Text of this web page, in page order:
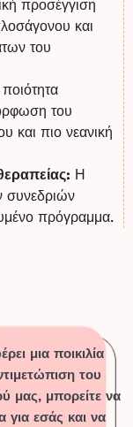
προσέγγιση
και
του
του
και πιο νεανική
Η
συνεδριών
πρόγραμμα.
μια ποικιλία
του
μας, μπορείτε να
για εσάς και να